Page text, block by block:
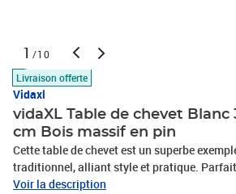
1 /10
Livraison offerte
Vidaxl
vidaXL Table de chevet Blanc
cm Bois massif en pin
Cette table de chevet est un superbe
traditionnel, alliant style et pratique.
elle garde tout à portée de main, des lampes
Voir la description